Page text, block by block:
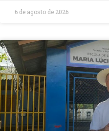
6 de agosto de 2026